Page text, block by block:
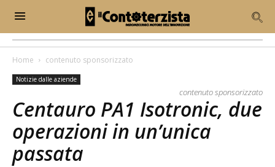
Home contenuto sponsorizzato
Notizie dalle aziende
contenuto sponsorizzato
Centauro PA1 Isotronic, due
operazioni in un’unica
passata